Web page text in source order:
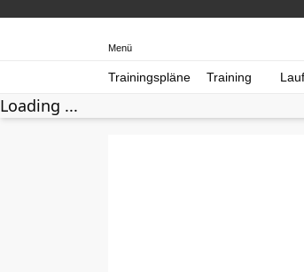
Menü
Trainingspläne Training
Loading ...